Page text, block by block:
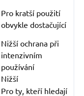
Pro kratší použití
obvykle dostačující
Nižší ochrana při
intenzivním
používání
Nižší
Pro ty, kteří hledají